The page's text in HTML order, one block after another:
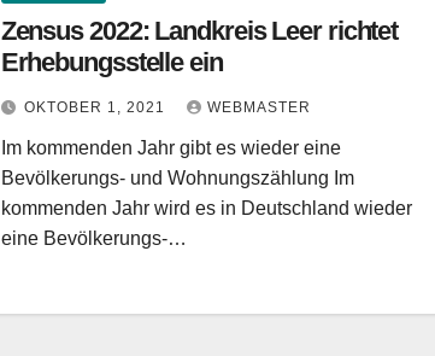
Zensus 2022: Landkreis Leer richtet
Erhebungsstelle ein
OKTOBER 1, 2021 WEBMASTER
Im kommenden Jahr gibt es wieder eine
Bevölkerungs- und Wohnungszählung Im
kommenden Jahr wird es in Deutschland wieder
eine Bevölkerungs-…